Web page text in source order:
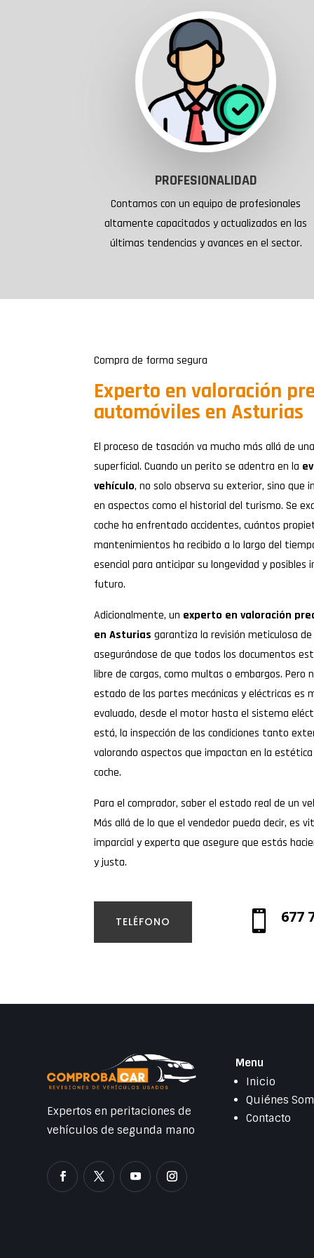
PROFESIONALIDAD
Contamos con un equipo de profesionales
altamente capacitados y actualizados en las
últimas tendencias y avances en el sector.
Compra de forma segura
Experto en valoración
automóviles en Asturias
El proceso de tasación va mucho más allá de
superficial. Cuando un perito se adentra en la
vehículo, no solo observa su exterior, sino que
en aspectos como el historial del turismo. Se
coche ha enfrentado accidentes, cuántos
mantenimientos ha recibido a lo largo del
esencial para anticipar su longevidad y posibles
futuro.
Adicionalmente, un experto en valoración
en Asturiasgarantiza la revisión meticulosa
asegurándose de que todos los documentos
libre de cargas, como multas o embargos. Pero
estado de las partes mecánicas y eléctricas es
evaluado, desde el motor hasta el sistema
está, la inspección de las condiciones tanto
valorando aspectos que impactan en la
coche.
Para el comprador, saber el estado real de un
Más allá de lo que el vendedor pueda decir, es
imparcial y experta que asegure que estás
y justa.
TELÉFONO  677
Expertos en peritaciones de
vehículos de segunda mano
Menu
Inicio
Quiénes
Contacto